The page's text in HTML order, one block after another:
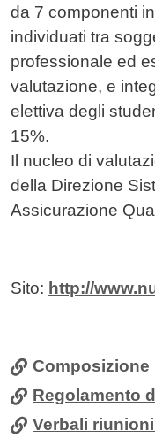
da 7 componenti
individuati tra
professionale ed
valutazione, e
elettiva degli
15%.
Il nucleo di
della Direzione
Assicurazione
Sito: http://
Composizione
Regolamento
Verbali